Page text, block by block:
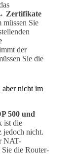
Zertifikate
müssen Sie
der
Sie die
nicht im
500 und
ist die
jedoch nicht.
NAT-
Sie die Router-